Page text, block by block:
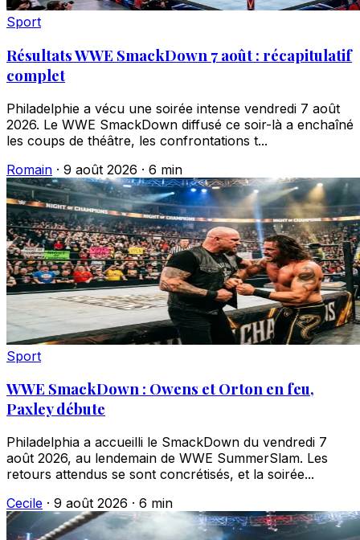
Sport
Résultats WWE SmackDown 7 août : récapitulatif
complet
Philadelphie a vécu une soirée intense vendredi 7 août
2026. Le WWE SmackDown diffusé ce soir-là a enchaîné
les coups de théâtre, les confrontations t...
Romain · 9 août 2026 · 6 min
Sport
WWE SmackDown : Owens et Orton en feu,
Paxley débute
Philadelphia a accueilli le SmackDown du vendredi 7
août 2026, au lendemain de WWE SummerSlam. Les
retours attendus se sont concrétisés, et la soirée...
Cecile · 9 août 2026 · 6 min